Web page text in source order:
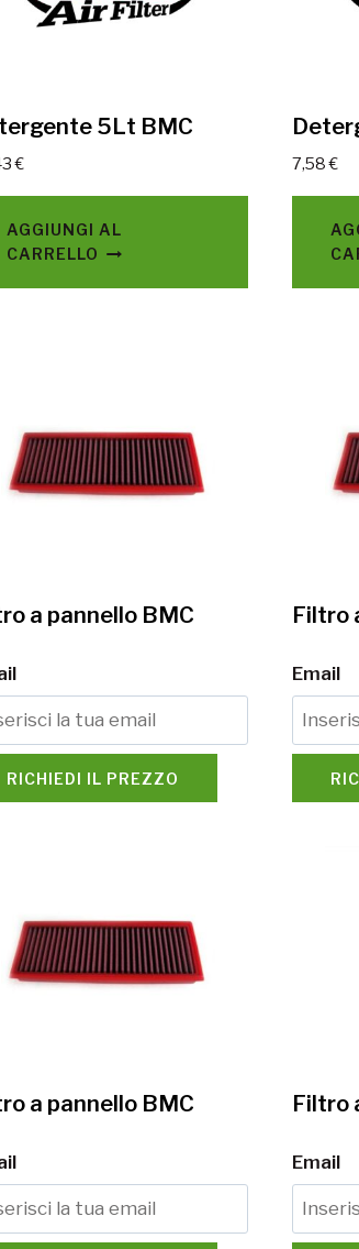
5Lt BMC
€
AGGIUNGI AL
CARRELLO
7,58€
a pannello BMC
RICHIEDI IL PREZZO
Filtro
Email
a pannello BMC Filtro
Email